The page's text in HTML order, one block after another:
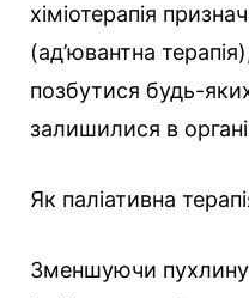
хіміотерапія
(ад’ювантна
позбутися будь-
залишилися в
Як паліативна
Зменшуючи